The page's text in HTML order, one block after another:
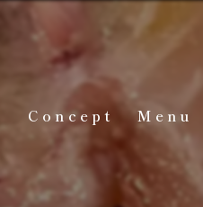
Concept Menu